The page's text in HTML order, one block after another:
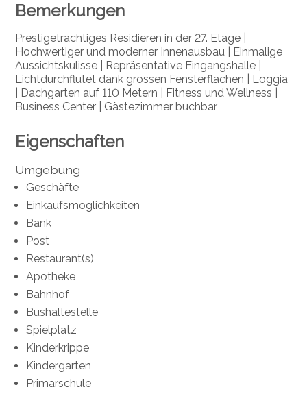
Bemerkungen
Prestigeträchtiges Residieren in der 27. Etage |
Hochwertiger und moderner Innenausbau |
Einmalige
Aussichtskulisse | Repräsentative Eingangshalle |
Lichtdurchflutet dank grossen Fensterflächen | Loggia
| Dachgarten auf 110 Metern | Fitness und Wellness |
Business Center | Gästezimmer buchbar
Eigenschaften
Umgebung
Geschäfte
Einkaufsmöglichkeiten
Bank
Post
Restaurant(s)
Apotheke
Bahnhof
Bushaltestelle
Spielplatz
Kinderkrippe
Kindergarten
Primarschule